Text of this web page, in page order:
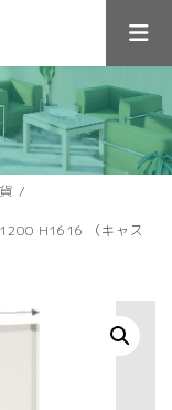
H1616 （キャス